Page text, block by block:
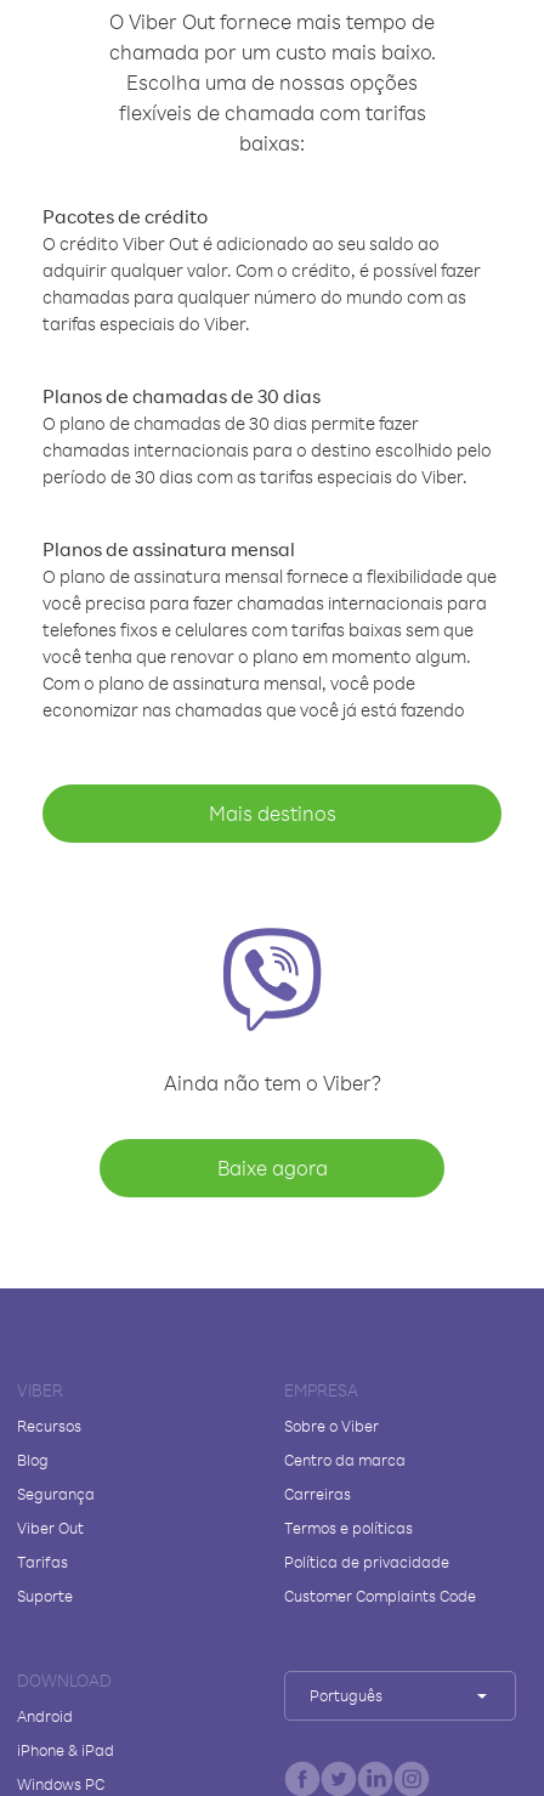
O Viber Out fornece mais tempo de
chamada por um custo mais baixo.
Escolha uma de nossas opções
flexíveis de chamada com tarifas
baixas:
Pacotes de crédito
O crédito Viber Out é adicionado ao seu saldo ao
adquirir qualquer valor. Com o crédito, é possível fazer
chamadas para qualquer número do mundo com as
tarifas especiais do Viber.
Planos de chamadas de 30 dias
O plano de chamadas de 30 dias permite fazer
chamadas internacionais para o destino escolhido pelo
período de 30 dias com as tarifas especiais do Viber.
Planos de assinatura mensal
O plano de assinatura mensal fornece a flexibilidade que
você precisa para fazer chamadas internacionais para
telefones fixos e celulares com tarifas baixas sem que
você tenha que renovar o plano em momento algum.
Com o plano de assinatura mensal, você pode
economizar nas chamadas que você já está fazendo
Mais destinos
Ainda não tem o Viber?
Baixe agora
VIBER
Recursos
Blog
Segurança
Viber Out
Tarifas
Suporte
EMPRESA
Sobre o Viber
Centro da marca
Carreiras
Termos e políticas
Política de privacidade
Customer Complaints Code
DOWNLOAD
Android
iPhone & iPad
Windows PC
Português